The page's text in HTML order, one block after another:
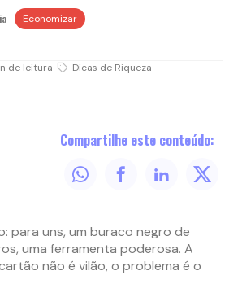
Economizar
de leitura Dicas de Riqueza
Compartilhe este conteúdo:
para uns, um buraco negro de
uma ferramenta poderosa. A
não é vilão, o problema é o